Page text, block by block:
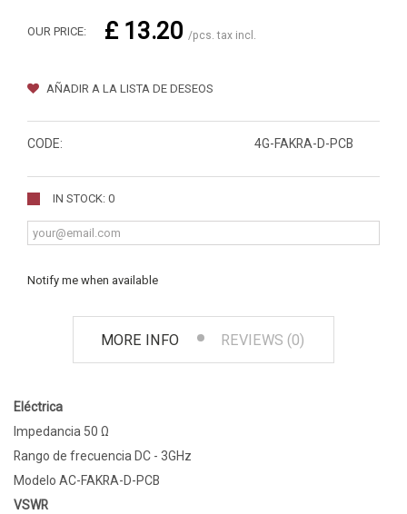
OUR PRICE: £ 13.20 /pcs. tax incl.
AÑADIR A LA LISTA DE DESEOS
CODE: 4G-FAKRA-D-PCB
IN STOCK: 0
Notify me when available
MORE INFO REVIEWS (0)
Eléctrica
Impedancia 50 Ω
Rango de frecuencia DC - 3GHz
Modelo AC-FAKRA-D-PCB
VSWR